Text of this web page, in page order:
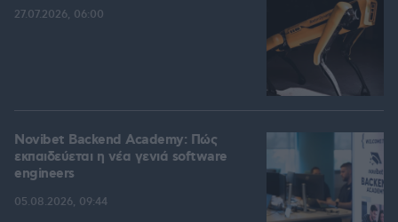
27.07.2026, 06:00
Novibet Backend Academy: Πώς
εκπαιδεύεται η νέα γενιά software
engineers
05.08.2026, 09:44